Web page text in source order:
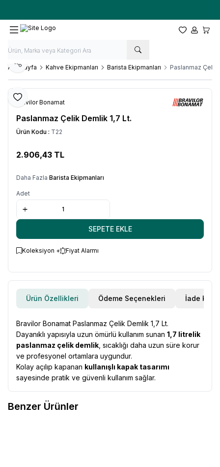
Favorilerim
Hesabım
Ana Sayfa Kahve Ekipmanları Barista Ekipmanları Paslanmaz Çelik
Favoriye Ekle
Paylaş
Bravilor Bonamat
Paslanmaz Çelik Demlik 1,7 Lt.
Ürün Kodu : T22
2.906,43 TL
Daha Fazla Barista Ekipmanları
Adet
SEPETE EKLE
Koleksiyon + Fiyat Alarmı
Ürün Özellikleri Ödeme Seçenekleri İade
Bravilor Bonamat Paslanmaz Çelik Demlik 1,7 Lt.
Dayanıklı yapısıyla uzun ömürlü kullanım sunan 1,7 litrelik
paslanmaz çelik demlik , sıcaklığı daha uzun süre korur
ve profesyonel ortamlara uygundur.
Kolay açılıp kapanan kullanışlı kapak tasarımı
sayesinde pratik ve güvenli kullanım sağlar.
Benzer Ürünler